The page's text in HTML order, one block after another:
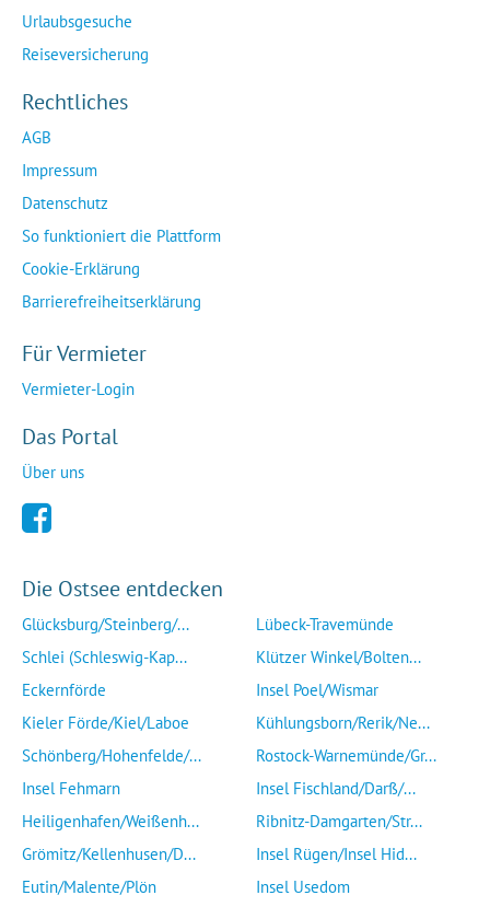
Urlaubsgesuche
Reiseversicherung
Rechtliches
AGB
Impressum
Datenschutz
So funktioniert die Plattform
Cookie-Erklärung
Barrierefreiheitserklärung
Für Vermieter
Vermieter-Login
Das Portal
Über uns
Die Ostsee entdecken
Glücksburg/Steinberg/...
Schlei (Schleswig-Kap...
Eckernförde
Kieler Förde/Kiel/Laboe
Schönberg/Hohenfelde/...
Insel Fehmarn
Heiligenhafen/Weißenh...
Grömitz/Kellenhusen/D...
Eutin/Malente/Plön
Lübeck-Travemünde
Klützer Winkel/Bolten...
Insel Poel/Wismar
Kühlungsborn/Rerik/Ne...
Rostock-Warnemünde/Gr...
Insel Fischland/Darß/...
Ribnitz-Damgarten/Str...
Insel Rügen/Insel Hid...
Insel Usedom